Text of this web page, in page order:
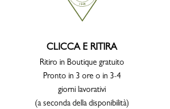
CLICCA E RITIRA
Ritiro in Boutique gratuito
Pronto in 3 ore o in 3-4
giorni lavorativi
(a seconda della disponibilità)